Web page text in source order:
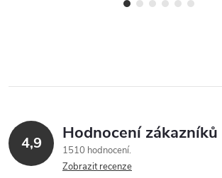
4,9 Hodnocení zákazníků
1510 hodnocení
Zobrazit recenze